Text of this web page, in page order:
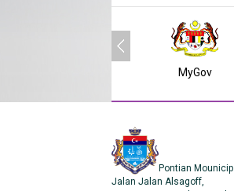
MyGov
Pontian
Jalan Jalan Alsagoff,